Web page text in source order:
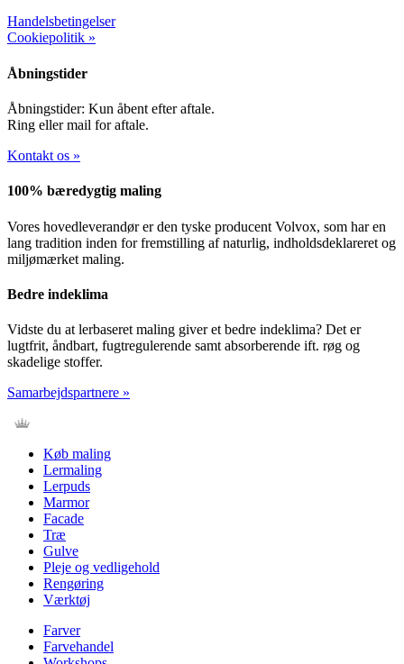
Handelsbetingelser
Cookiepolitik »
Åbningstider
Åbningstider: Kun åbent efter aftale.
Ring eller mail for aftale.
Kontakt os »
100% bæredygtig maling
Vores hovedleverandør er den tyske producent Volvox, som har en
lang tradition inden for fremstilling af naturlig, indholdsdeklareret og
miljømærket maling.
Bedre indeklima
Vidste du at lerbaseret maling giver et bedre indeklima? Det er
lugtfrit, åndbart, fugtregulerende samt absorberende ift. røg og
skadelige stoffer.
Samarbejdspartnere »
Køb maling
Lermaling
Lerpuds
Marmor
Facade
Træ
Gulve
Pleje og vedligehold
Rengøring
Værktøj
Farver
Farvehandel